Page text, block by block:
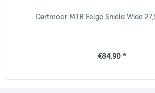
Dartmoor MTB Felge Shield Wide
€84.90 *